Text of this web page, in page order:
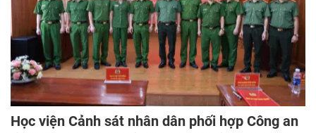
Học viện Cảnh sát nhân dân phối hợp Công an